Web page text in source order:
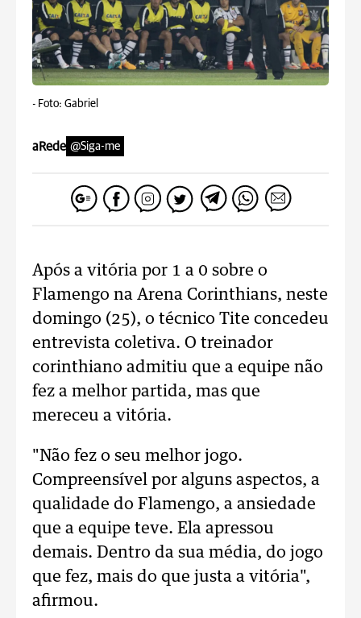
- Foto: Gabriel
aRede @Siga-me
Após a vitória por 1 a 0 sobre o
Flamengo na Arena Corinthians, neste
domingo (25), o técnico Tite concedeu
entrevista coletiva. O treinador
corinthiano admitiu que a equipe não
fez a melhor partida, mas que
mereceu a vitória.
"Não fez o seu melhor jogo.
Compreensível por alguns aspectos, a
qualidade do Flamengo, a ansiedade
que a equipe teve. Ela apressou
demais. Dentro da sua média, do jogo
que fez, mais do que justa a vitória",
afirmou.